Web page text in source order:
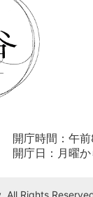
開庁時間：午
開庁日：月曜
Rights